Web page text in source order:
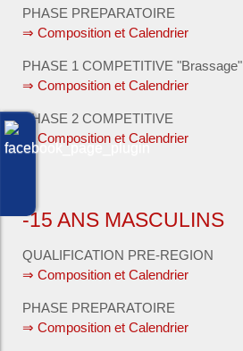
PHASE PREPARATOIRE
⇒ Composition et Calendrier
PHASE 1 COMPETITIVE "Brassage"
⇒ Composition et Calendrier
PHASE 2 COMPETITIVE
Composition et Calendrier
-15 ANS MASCULINS
QUALIFICATION PRE-REGION
⇒ Composition et Calendrier
PHASE PREPARATOIRE
⇒ Composition et Calendrier